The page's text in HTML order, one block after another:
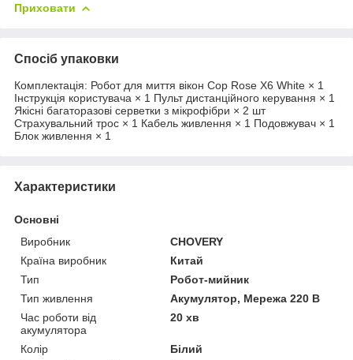
Приховати
Спосіб упаковки
Комплектація: Робот для миття вікон Cop Rose X6 White × 1
Інструкція користувача × 1 Пульт дистанційного керування × 1
Якісні багаторазові серветки з мікрофібри × 2 шт
Страхувальний трос × 1 Кабель живлення × 1 Подовжувач × 1
Блок живлення × 1
Характеристики
Основні
Виробник
CHOVERY
Країна виробник
Китай
Тип
Робот-мийник
Тип живлення
Акумулятор, Мережа 220 В
Час роботи від
акумулятора
20 хв
Колір
Білий